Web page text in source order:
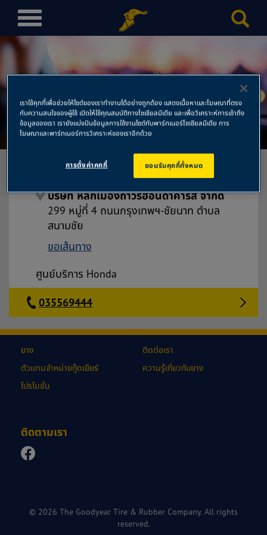
T
l
n
a
v
t
บริษัท หลักเมืองถาวรฮอนด้า
คาร์ส์ จำกัด
บริษัท หลักเมืองถาวรฮอนด้าคาร์ส์ จำกัด
299 หมู่ที่ 4 ถนนกรุงเทพฯ-ชัยนาท ตำบล
สนามชัย
ขอเส้นทาง
ศูนย์บริการ Honda
035569444
ยาง
ตัวแทนจำหน่ายกู๊ดเยียร์
โปรโมชั่น
ติดต่อเรา
ความรู้เกี่ยวกับยาง
ติดตามเรา
© 2026 The Goodyear Tire & Rubber Company. All rights
reserved.
เราใช้คุกกี้เพื่อช่วยให้ไซต์ของเราทำงานได้อย่างถูกต้อง แสดงเนื้อหาและโฆษณาที่ตรง
กับความสนใจของผู้ใช้ เปิดให้ใช้คุณสมบัติทางโซเชียลมีเดีย และเพื่อวิเคราะห์การเข้าถึง
ข้อมูลของเรา เรายังแบ่งปันข้อมูลการใช้งานไซต์กับพาร์ทเนอร์โซเชียลมีเดีย การ
โฆษณาและพาร์ทเนอร์การวิเคราะห์ของเราอีกด้วย
ยอมรับคุกกี้ทั้งหมด
การตั้งค่าคุกกี้